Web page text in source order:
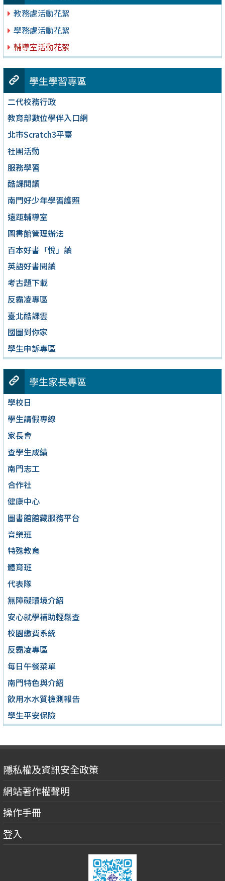
教務處活動花絮
學務處活動花絮
輔導室活動花絮
學生學習專區
二代校務行政
教育部數位學伴入口網
北市Scratch3平臺
社團活動
服務學習
酷課閱讀
南門好少年學習護照
遠距輔導室
圖書館管理辦法
百本好書「悅」讀
英語好書閱讀
考古題下載
反霸凌專區
臺北酷課雲
國圖到你家
學生申訴專區
學生家長專區
學校日
學生請假專線
家長會
查學生成績
南門志工
合作社
健康中心
圖書館館藏服務平台
音樂班
特殊教育
體育班
代表隊
無障礙環境介紹
安心就學補助輕鬆查
校園繳費系統
反霸凌專區
每日午餐菜單
南門特色與介紹
飲用水水質檢測報告
學生平安保險
隱私權及資訊安全政策
網站著作權聲明
操作手冊
登入